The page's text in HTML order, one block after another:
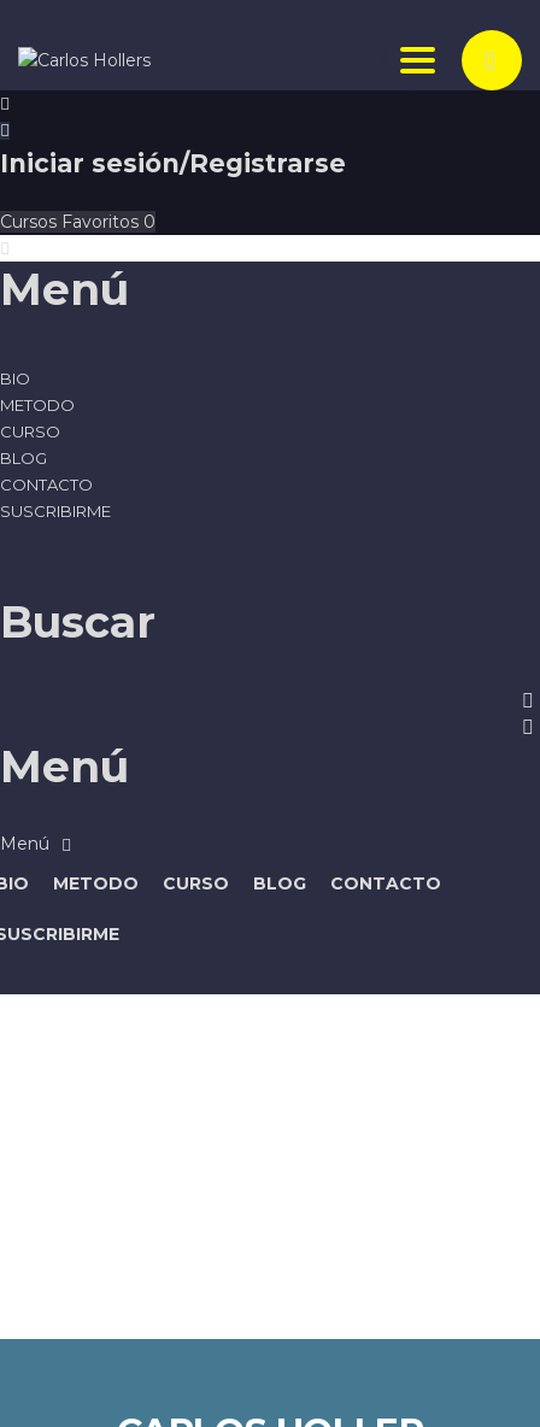
Toggle
Iniciar sesión/Registrarse
Cursos Favoritos 0
Menú
BIO
METODO
CURSO
BLOG
CONTACTO
SUSCRIBIRME
Buscar
Menú
METODO CURSO BLOG CONTACTO